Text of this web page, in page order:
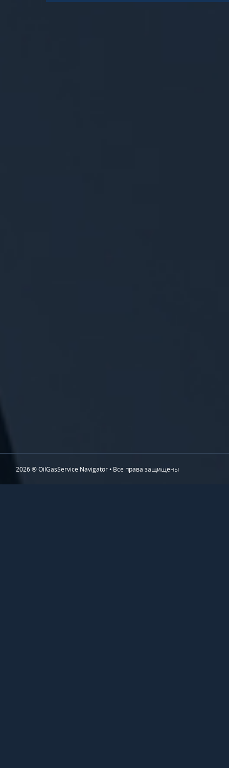
2026 ® OilGasService Navigator • Все права защищены